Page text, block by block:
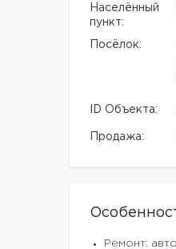
Населённый
пункт:
Посёлок:
ID Объекта:
Продажа:
Ремонт: